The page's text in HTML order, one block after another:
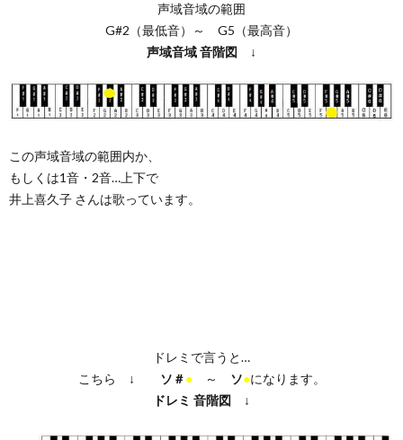
声域音域の範囲
G#2（最低音）～ G5（最高音）
声域音域音階図 ↓
この声域音域の範囲内か、
もしくは1音・2音…上下で
井上喜久子 さんは歌っています。
ドレミで言うと…
こちら ↓
ソ＃●～ ソ●になります。
ドレミ 音階図 ↓